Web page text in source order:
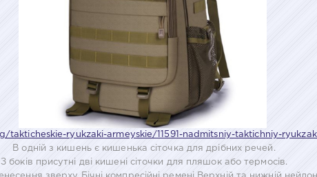
takticheskie-ryukzaki-armeyskie/11591-nadmitsniy-taktichniy-
В одній з кишень є кишенька сіточка для дрібних речей.
З боків присутні дві кишені сіточки для пляшок або термосів.